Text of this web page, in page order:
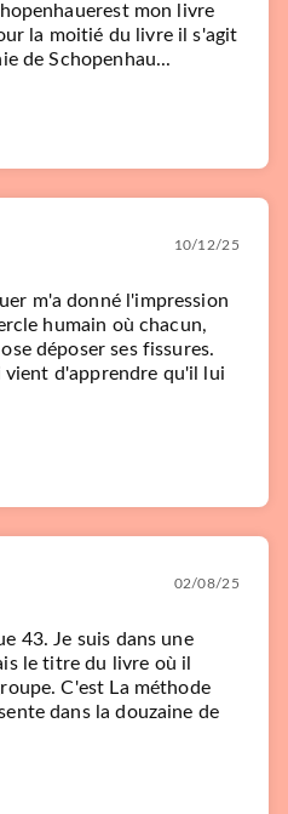
mon livre
la moitié du livre il s'agit
de Schopenhau...
10/12/25
m'a donné l'impression
humain où chacun,
déposer ses fissures.
vient d'apprendre qu'il lui
02/08/25
43. Je suis dans une
le titre du livre où il
C'est La méthode
dans la douzaine de